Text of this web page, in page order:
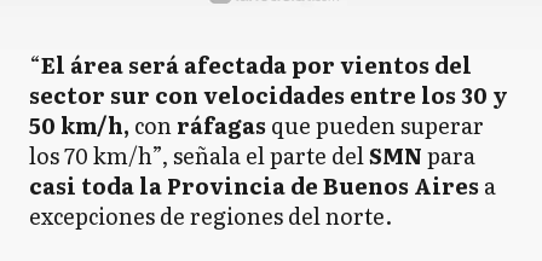
“El área será afectada por vientos del
sector sur con velocidades entre los 30 y
50 km/h, conráfagas que pueden superar
los 70 km/h”, señala el parte delSMNpara
casi toda la Provincia de Buenos Aires a
excepciones de regiones del norte.